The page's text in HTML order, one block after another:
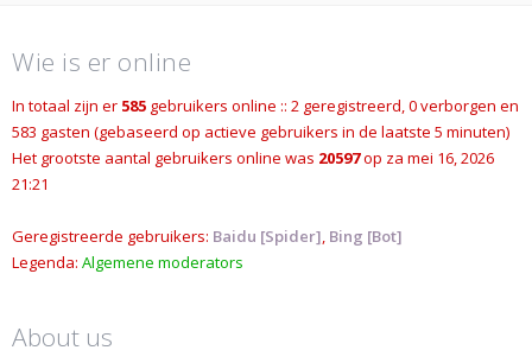
Wie is er online
In totaal zijn er 585 gebruikers online :: 2 geregistreerd, 0 verborgen en
583 gasten (gebaseerd op actieve gebruikers in de laatste 5 minuten)
Het grootste aantal gebruikers online was 20597op za mei 16, 2026
21:21
Geregistreerde gebruikers: Baidu [Spider], Bing [Bot]
Legenda: Algemene moderators
About us